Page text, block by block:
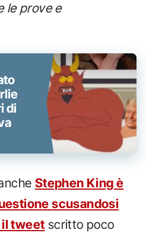
le prove e
di
Stephen King è
scusandosi
tweet scritto poco